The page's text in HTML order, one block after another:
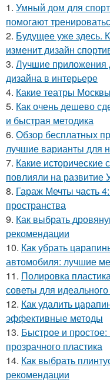
1. Умный дом для
помогают
2. Будущее уже здесь.
изменит дизайн
3. Лучшие приложения
дизайна в интерьере
4. Какие театры
5. Как очень дешево
и быстрая методика
6. Обзор бесплатных
лучшие варианты для
7. Какие
повлияли на развитие
8. Гараж Мечты часть
пространства
9. Как выбрать
рекомендации
10. Как убрать
автомобиля: лучшие
11. Полировка
советы для идеального
12. Как удалить
эффективные методы
13. Быстрое и
прозрачного пластика
14. Как выбрать
рекомендации